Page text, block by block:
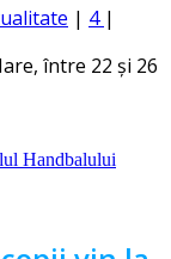
| 4 |
între 22 și 26